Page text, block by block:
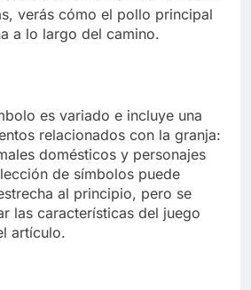
verás cómo el pollo principal
a lo largo del camino.
es variado e incluye una
relacionados con la granja:
domésticos y personajes
de símbolos puede
al principio, pero se
las características del juego
artículo.